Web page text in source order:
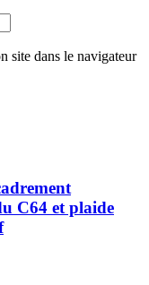
site dans le navigateur
C64 et plaide